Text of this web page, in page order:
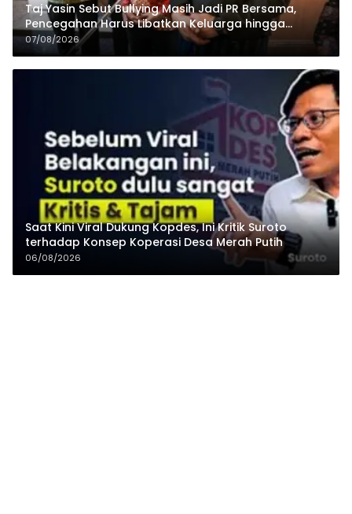
Taj Yasin Sebut Bullying Masih Jadi PR Bersama,
Pencegahan Harus Libatkan Keluarga hingga
Pesantren
07/08/2026
Saat Kini Viral Dukung Kopdes, Ini Kritik Suroto
terhadap Konsep Koperasi Desa Merah Putih
06/08/2026